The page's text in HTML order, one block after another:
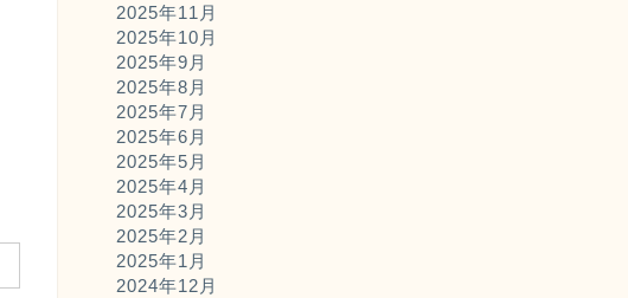
2025年11月
2025年10月
2025年9月
2025年8月
2025年7月
2025年6月
2025年5月
2025年4月
2025年3月
2025年2月
2025年1月
2024年12月